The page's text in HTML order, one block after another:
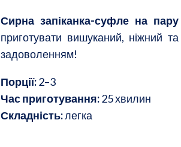
Сирна запіканка-суфле на
приготувати вишуканий, ніжний
задоволенням!
Порції:2–3
Час приготування:25 хвилин
Складність:легка